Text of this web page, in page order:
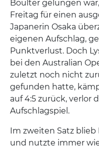
Boulter gelungen
Freitag für einen
Japanerin Osaka
eigenen Aufschlag,
Punktverlust. Doch
bei den Australian
zuletzt noch nicht
gefunden hatte,
auf 4:5 zurück, verlor
Aufschlagspiel.
Im zweiten Satz blieb
und nutzte immer